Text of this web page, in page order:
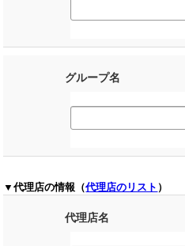
グループ名
▼代理店の情報（代理店のリスト ）
代理店名